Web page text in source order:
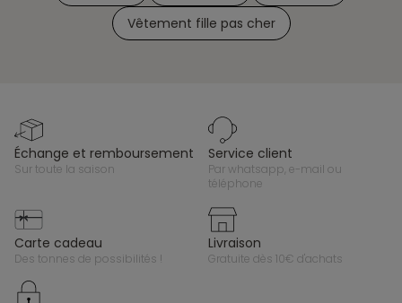
Vêtement fille pas cher
échange et remboursement
sur toute la saison
service client
par whatsapp, e-mail ou
téléphone
carte cadeau
des tonnes de possibilités !
livraison
gratuite dès 10€ d'achats